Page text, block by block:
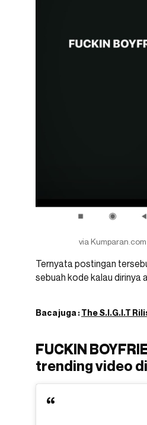
via Kumparan.com
Ternyata postingan
sebuah kode kalau dirinya
Baca juga :The S.I.G.I.T
FUCKIN
trending video